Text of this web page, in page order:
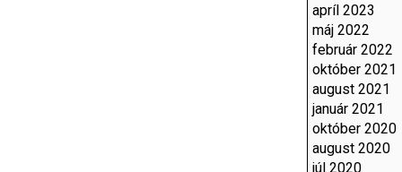
apríl 2023
máj 2022
február 2022
október 2021
august 2021
január 2021
október 2020
august 2020
júl 2020